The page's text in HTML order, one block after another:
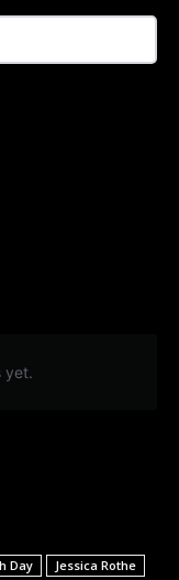
yet.
Day
Jessica Rothe